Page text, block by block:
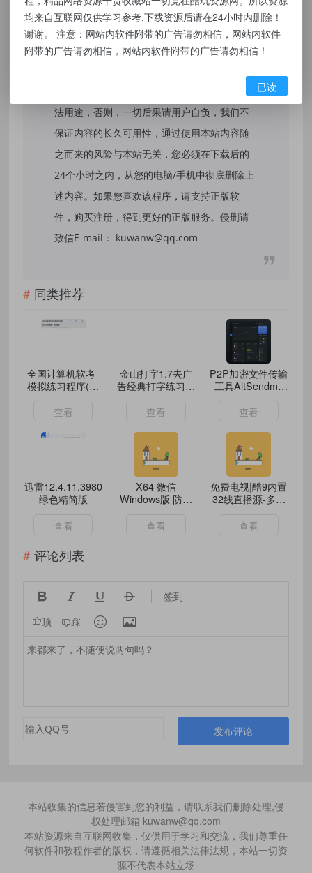
免责声明：
本站提供的资源，都来自网络，版权争议与本
法用途，否则，一切后果请用户自负，我们不
保证内容的长久可用性，通过使用本站内容随
之而来的风险与本站无关，您必须在下载后的
24个小时之内，从您的电脑/手机中彻底删除上
述内容。如果您喜欢该程序，请支持正版软
件，购买注册，得到更好的正版服务。侵删请
致信E-mail： kuwanw@qq.com
同类推荐
全国计算机软考-
模拟练习程序(高
查看
金山打字1.7去广
告经典打字练习软
查看
P2P加密文件传输
工具AltSendme
查看
迅雷12.4.11.3980
绿色精简版
查看
X64 微信
Windows版 防撤
查看
免费电视|酷9内置
32线直播源-多版
配安卓4以上 支持
查看
评论列表
    签到
顶 踩  
发布评论
本站收集的信息若侵害到您的利益，请联系我们删除处理,侵
权处理邮箱 kuwanw@qq.com
本站资源来自互联网收集，仅供用于学习和交流，我们尊重任
何软件和教程作者的版权，请遵循相关法律法规，本站一切资
源不代表本站立场
均来自互联网仅供学习参考,下载资源后请在24小时内删除！
谢谢。 注意：网站内软件附带的广告请勿相信，网站内软件
附带的广告请勿相信，网站内软件附带的广告请勿相信！
已读